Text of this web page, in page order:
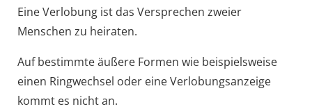
Eine Verlobung ist das Versprechen zweier
Menschen zu heiraten.
Auf bestimmte äußere Formen wie beispielsweise
einen Ringwechsel oder eine Verlobungsanzeige
kommt es nicht an.